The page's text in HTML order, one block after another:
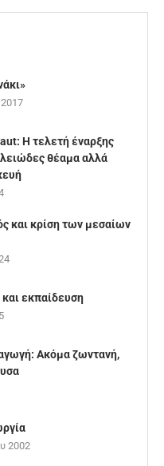
Η τελετή έναρξης
θέαμα αλλά
και κρίση των μεσαίων
εκπαίδευση
Ακόμα ζωντανή,
2002